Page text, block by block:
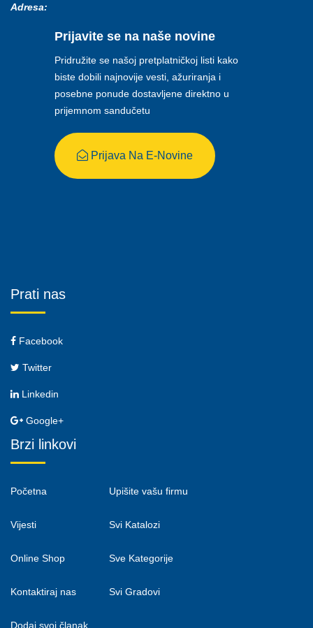
Adresa:
Prijavite se na naše novine
Pridružite se našoj pretplatničkoj listi kako
biste dobili najnovije vesti, ažuriranja i
posebne ponude dostavljene direktno u
prijemnom sandučetu
Prijava Na E-Novine
Prati nas
Facebook
Twitter
Linkedin
Google+
Brzi linkovi
Početna
Vijesti
Online Shop
Kontaktiraj nas
Dodaj svoj članak
Upišite vašu firmu
Svi Katalozi
Sve Kategorije
Svi Gradovi